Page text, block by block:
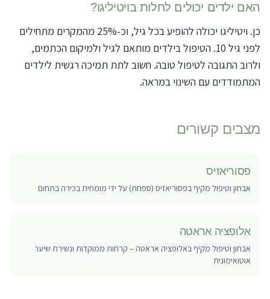
האם ילדים יכולים לחלות בויטיליגו?
כן. ויטיליגו יכולה להופיע בכל גיל, וכ-25% מהמקרים מתחילים
לפני גיל 10. הטיפול בילדים מותאם לגיל ולמיקום הכתמים,
ולרוב התגובה לטיפול טובה. חשוב לתת תמיכה רגשית לילדים
המתמודדים עם השינוי במראה.
מצבים קשורים
פסוריאזיס
אבחון וטיפול מקיף בפסוריאזיס (ספחת) על ידי מומחית בכירה בתחום
אלופציה אראטה
אבחון וטיפול מקיף באלופציה אראטה – קרחות ממוקדות ונשירת שיער
אוטואימונית